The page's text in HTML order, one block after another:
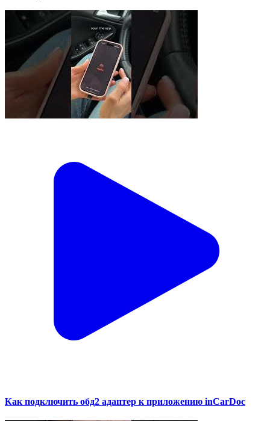
Как подключить обд2 адаптер к приложению inCarDoc